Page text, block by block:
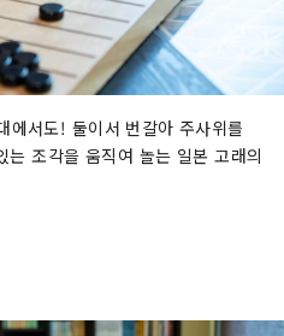
에서도! 둘이서 번갈아 주사위를
조각을 움직여 놀는 일본 고래의